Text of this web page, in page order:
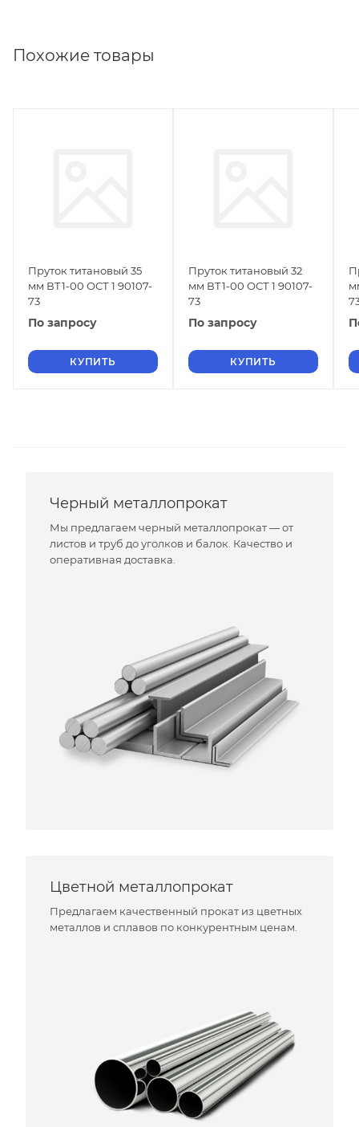
Похожие товары
Пруток титановый 35
мм ВТ1-00 ОСТ 1 90107-
73
По запросу
КУПИТЬ
Пруток титановый 32
мм ВТ1-00 ОСТ 1 90107-
73
По запросу
КУПИТЬ
Черный металлопрокат
Мы предлагаем черный металлопрокат — от
листов и труб до уголков и балок. Качество и
оперативная доставка.
Цветной металлопрокат
Предлагаем качественный прокат из цветных
металлов и сплавов по конкурентным ценам.